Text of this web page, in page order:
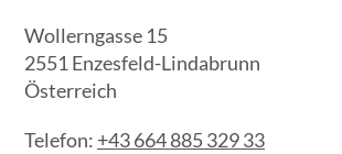
Wollerngasse 15
2551 Enzesfeld-Lindabrunn
Österreich
Telefon: +43 664 885 329 33